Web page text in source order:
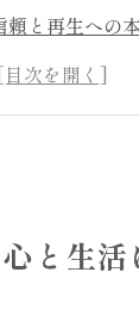
頼と再生への
夫婦間にどう
と生活